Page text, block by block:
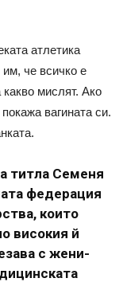
атлетика
им, че всичко е
мислят. Ако
вагината си.
титла Семеня
федерация
които
високия й
с жени-